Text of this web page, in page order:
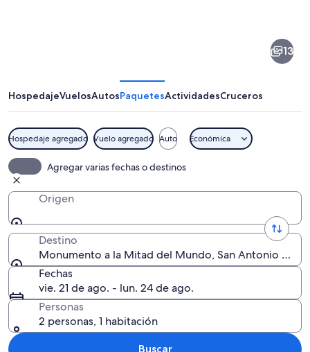
Mitad
Mundo
13
HospedajeVuelosAutosPaquetesActividadesCruceros
Hospedaje agregado Vuelo agregado Auto Económica
Agregar varias fechas o destinos
Origen
Destino
Monumento a la Mitad del Mundo, San Antonio de
Fechas
vie. 21 de ago. - lun. 24 de ago.
Personas
2 personas, 1 habitación
Buscar